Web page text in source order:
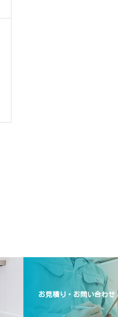
お見積り・お問い合わせ